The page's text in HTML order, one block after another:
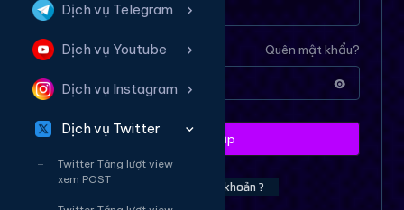
Dịch vụ Telegram
Dịch vụ Youtube
Dịch vụ Instagram
Dịch vụ Twitter
Twitter Tăng lượt view
xem POST
Quên mật khẩu?
Mật khẩu
Đăng nhập
Bạn chưa có tài khoản ?